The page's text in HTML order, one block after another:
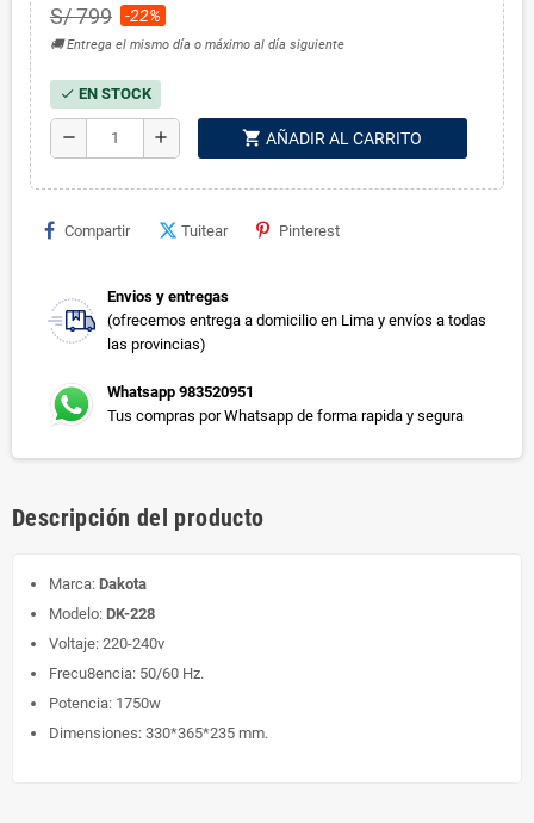
S/ 799 -22%
🚚 Entrega el mismo día o máximo al día siguiente
check EN STOCK
remove add shopping_cart AÑADIR AL CARRITO
Compartir Tuitear Pinterest
Envios y entregas
(ofrecemos entrega a domicilio en Lima y envíos a todas
las provincias)
Whatsapp 983520951
Tus compras por Whatsapp de forma rapida y segura
Descripción del producto
Marca: Dakota
Modelo: DK-228
Voltaje: 220-240v
Frecu8encia: 50/60 Hz.
Potencia: 1750w
Dimensiones: 330*365*235 mm.